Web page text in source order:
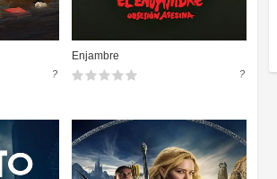
?
Enjambre
?